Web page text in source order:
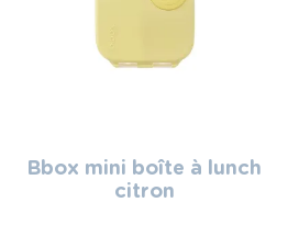
Bbox mini boîte à lunch
citron